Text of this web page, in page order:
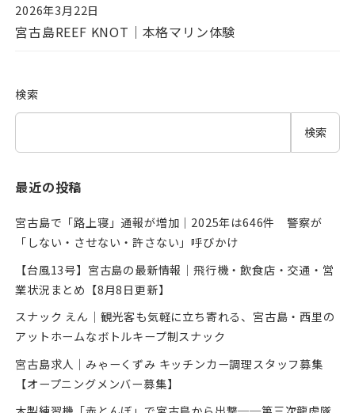
投稿日
2026年3月22日
宮古島REEF KNOT｜本格マリン体験
検索
検索
最近の投稿
宮古島で「路上寝」通報が増加｜2025年は646件 警察が
「しない・させない・許さない」呼びかけ
【台風13号】宮古島の最新情報｜飛行機・飲食店・交通・営
業状況まとめ【8月8日更新】
スナック えん｜観光客も気軽に立ち寄れる、宮古島・西里の
アットホームなボトルキープ制スナック
宮古島求人｜みゃーくずみ キッチンカー調理スタッフ募集
【オープニングメンバー募集】